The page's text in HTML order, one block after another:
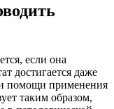
если она
достигается даже
помощи применения
таким образом,